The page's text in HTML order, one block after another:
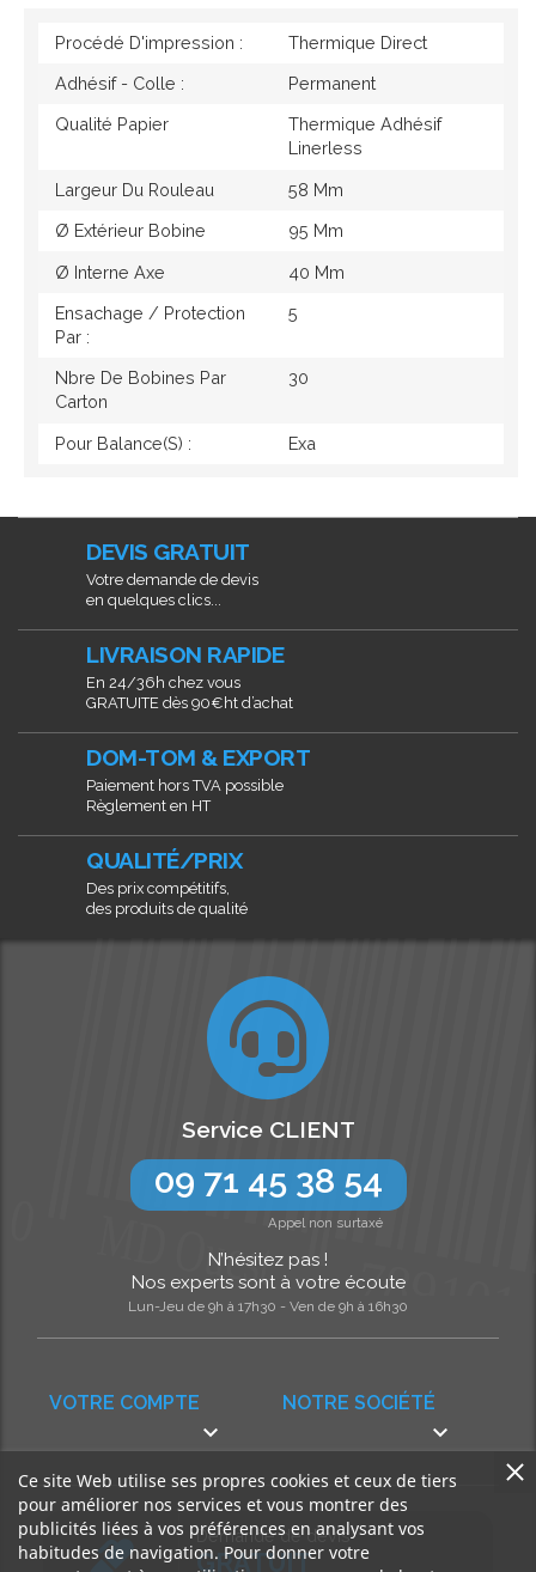
Procédé D'impression : Thermique Direct
Adhésif - Colle : Permanent
Qualité Papier
Thermique Adhésif
Linerless
Largeur Du Rouleau 58 Mm
Ø Extérieur Bobine 95 Mm
Ø Interne Axe 40 Mm
Ensachage / Protection
Par :
5
Nbre De Bobines Par
Carton
30
Pour Balance(s) : Exa
DEVIS GRATUIT
Votre demande de devis
en quelques clics...
LIVRAISON RAPIDE
En 24/36h chez vous
GRATUITE dès 90€ht d’achat
DOM-TOM & EXPORT
Paiement hors TVA possible
Règlement en HT
QUALITÉ/PRIX
Des prix compétitifs,
des produits de qualité
NOTRE SOCIÉTÉ

VOTRE COMPTE

Service CLIENT
09 71 45 38 54
Appel non surtaxé
N’hésitez pas !
Nos experts sont à votre écoute
Lun-Jeu de 9h à 17h30 - Ven de 9h à 16h30
Demande de devis
GRATUIT
Ce site Web utilise ses propres cookies et ceux de tiers
pour améliorer nos services et vous montrer des
publicités liées à vos préférences en analysant vos
habitudes de navigation. Pour donner votre